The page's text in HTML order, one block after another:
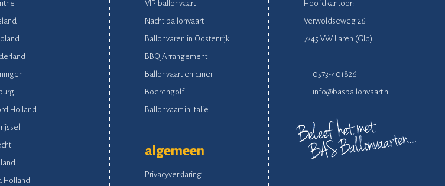
Holland
Holland
VIP ballonvaart
Nacht ballonvaart
Ballonvaren in Oostenrijk
BBQ Arrangement
Ballonvaart en diner
Boerengolf
Ballonvaart in Italie
algemeen
Privacyverklaring
Hoofdkantoor:
Verwoldseweg 26
7245 VW Laren (Gld)
0573-401826
info@basballonvaart.nl